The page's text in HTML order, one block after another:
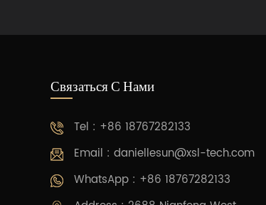
Связаться С Нами
Tel : +86 18767282133
Email : daniellesun@xsl-tech.com
WhatsApp : +86 18767282133